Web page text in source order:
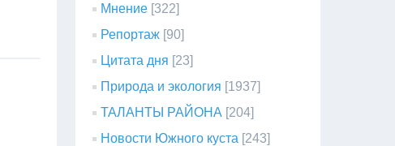
Мнение [322]
Репортаж [90]
Цитата дня [23]
Природа и экология [1937]
ТАЛАНТЫ РАЙОНА [204]
Новости Южного куста [243]